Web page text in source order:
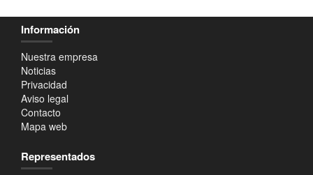
Información
Nuestra empresa
Noticias
Privacidad
Aviso legal
Contacto
Mapa web
Representados